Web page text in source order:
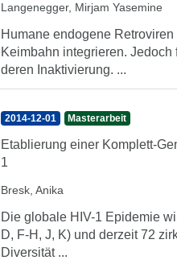
Langenegger, Mirjam Yasemine
Humane endogene
Keimbahn integrieren.
deren Inaktivierung. ...
2014-12-01 Masterarbeit
Etablierung einer Komplett-
1
Bresk, Anika
Die globale HIV-1 Epidemie
D, F-H, J, K) und derzeit 72
Diversität ...